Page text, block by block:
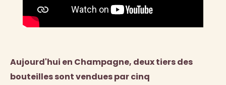
Aujourd'hui en Champagne, deux tiers des
bouteilles sont vendues par cinq